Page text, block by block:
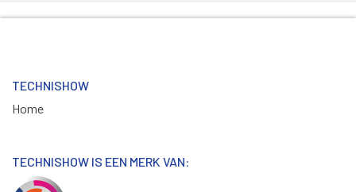
TECHNISHOW
Home
TECHNISHOW IS EEN MERK VAN: